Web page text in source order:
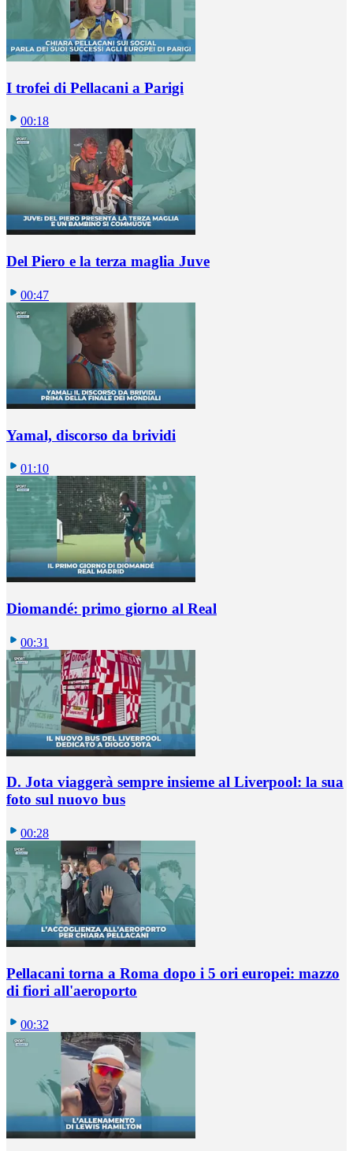
I trofei di Pellacani a Parigi
00:18
Del Piero e la terza maglia Juve
00:47
Yamal, discorso da brividi
01:10
Diomandé: primo giorno al Real
00:31
D. Jota viaggerà sempre insieme al Liverpool: la sua
foto sul nuovo bus
00:28
Pellacani torna a Roma dopo i 5 ori europei: mazzo
di fiori all'aeroporto
00:32